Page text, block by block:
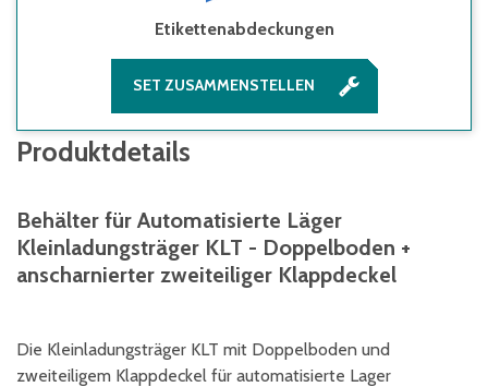
Etikettenabdeckungen
SET ZUSAMMENSTELLEN
Produktdetails
Behälter für Automatisierte Läger
Kleinladungsträger KLT - Doppelboden +
anscharnierter zweiteiliger Klappdeckel
Die Kleinladungsträger KLT mit Doppelboden und
zweiteiligem Klappdeckel für automatisierte Lager